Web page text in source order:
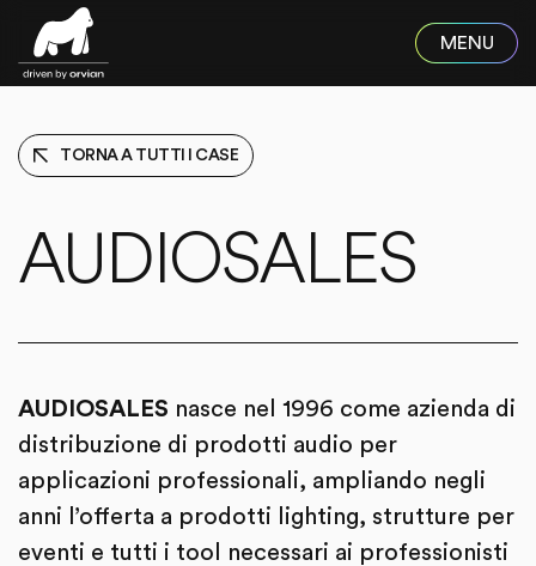
Skip to main content
TORNA A TUTTI I CASE
AUDIOSALES
AUDIOSALES nasce nel 1996 come azienda di
distribuzione di prodotti audio per
applicazioni professionali, ampliando negli
anni l’offerta a prodotti lighting, strutture per
eventi e tutti i tool necessari ai professionisti